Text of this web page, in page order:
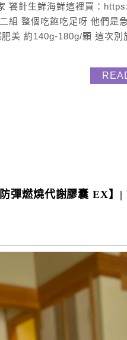
饕針生鮮海鮮這裡買：
組 整個吃飽吃足呀 他們是
美 約140g-180g/顆 這次別
彈燃燒代謝膠囊 EX